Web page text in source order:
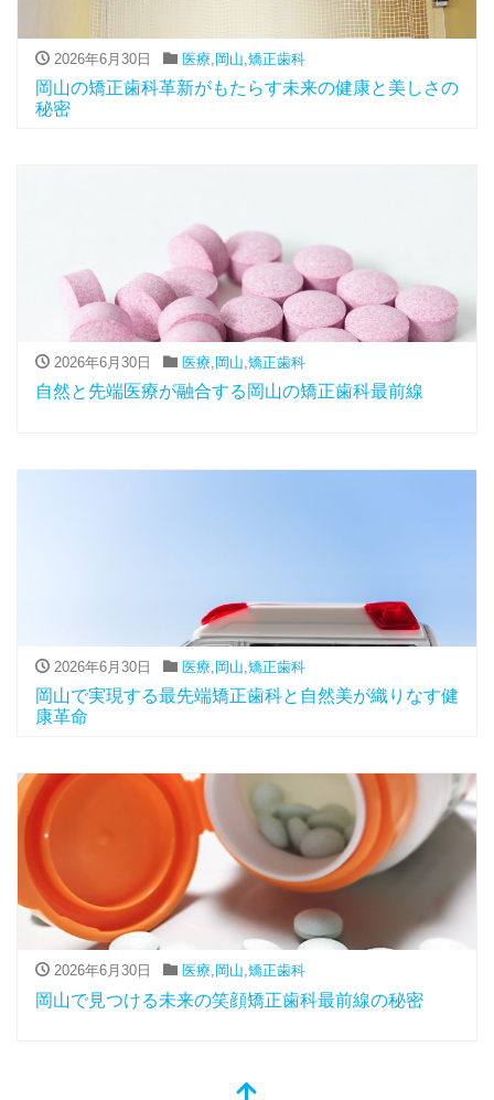
2026年6月30日 医療, 岡山 矯正歯科
岡山の矯正歯科革新がもたらす未来の健康と美しさの
秘密
2026年6月30日 医療, 岡山,矯正歯科
自然と先端医療が融合する岡山の矯正歯科最前線
2026年6月30日 医療, 岡山 矯正歯科
岡山で実現する最先端矯正歯科と自然美が織りなす健
康革命
2026年6月30日 医療, 岡山,矯正歯科
岡山で見つける未来の笑顔矯正歯科最前線の秘密